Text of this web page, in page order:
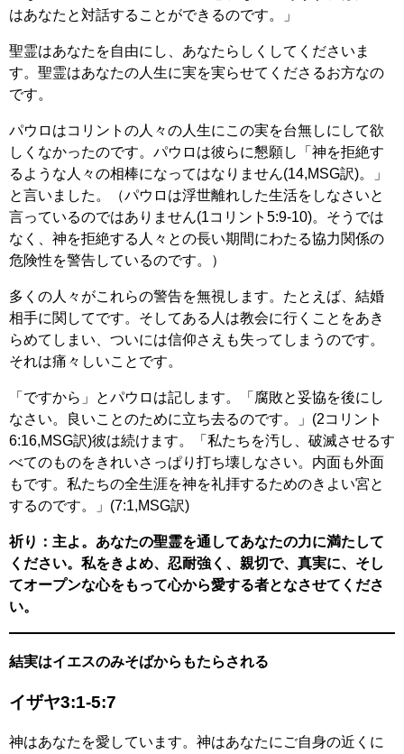
はあなたと対話することができるのです。」
聖霊はあなたを自由にし、あなたらしくしてくださいま
す。聖霊はあなたの人生に実を実らせてくださるお方なの
です。
パウロはコリントの人々の人生にこの実を台無しにして欲
しくなかったのです。パウロは彼らに懇願し「神を拒絶す
るような人々の相棒になってはなりません(14,MSG訳)。」
と言いました。（パウロは浮世離れした生活をしなさいと
言っているのではありません(1コリント5:9-10)。そうでは
なく、神を拒絶する人々との長い期間にわたる協力関係の
危険性を警告しているのです。）
多くの人々がこれらの警告を無視します。たとえば、結婚
相手に関してです。そしてある人は教会に行くことをあき
らめてしまい、ついには信仰さえも失ってしまうのです。
それは痛々しいことです。
「ですから」とパウロは記します。「腐敗と妥協を後にし
なさい。良いことのために立ち去るのです。」(2コリント
6:16,MSG訳)彼は続けます。「私たちを汚し、破滅させるす
べてのものをきれいさっぱり打ち壊しなさい。内面も外面
もです。私たちの全生涯を神を礼拝するためのきよい宮と
するのです。」(7:1,MSG訳)
祈り：主よ。あなたの聖霊を通してあなたの力に満たして
ください。私をきよめ、忍耐強く、親切で、真実に、そし
てオープンな心をもって心から愛する者となさせてくださ
い。
結実はイエスのみそばからもたらされる
イザヤ3:1-5:7
神はあなたを愛しています。神はあなたにご自身の近くに